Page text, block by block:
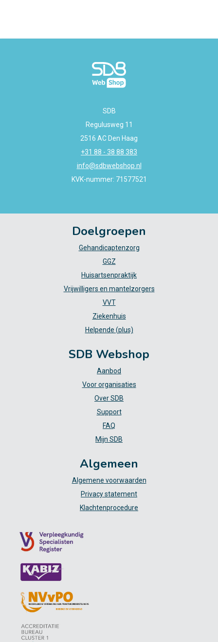
SDB
Regulusweg 11
2516 AC Den Haag
+31 88 - 38 88 383
info@sdbwebshop.nl
KVK-nummer: 71577521
Doelgroepen
Gehandicaptenzorg
GGZ
Huisartsenpraktijk
Vrijwilligers en mantelzorgers
VVT
Ziekenhuis
Helpende (plus)
SDB Webshop
Aanbod
Voor organisaties
Over SDB
Support
FAQ
Mijn SDB
Algemeen
Algemene voorwaarden
Privacy statement
Klachtenprocedure